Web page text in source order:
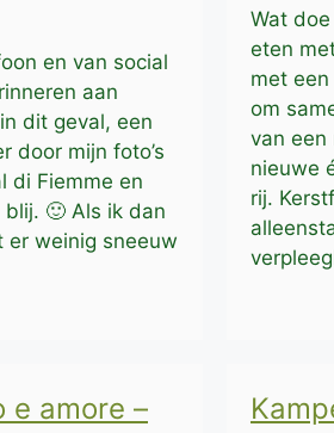
en van social
aan
dit geval, een
door mijn foto’s
di Fiemme en
🙂 Als ik dan
er weinig sneeuw
Wat
eten
met
om
van een
nieuwe
rij.
e amore –